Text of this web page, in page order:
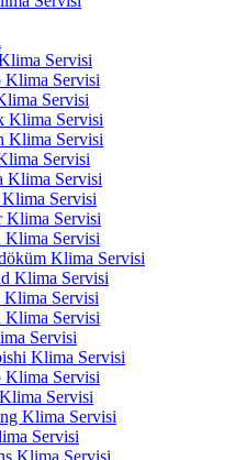
Servisi
Klima Servisi
Servisi
Klima Servisi
Klima Servisi
Servisi
Klima Servisi
Servisi
Klima Servisi
Klima Servisi
Klima Servisi
Klima Servisi
Klima Servisi
Klima Servisi
Servisi
Klima Servisi
Klima Servisi
Servisi
Klima Servisi
Servisi
Klima Servisi